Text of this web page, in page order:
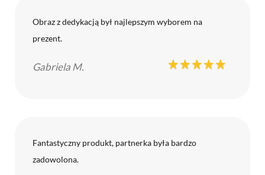
Obraz z dedykacją był najlepszym wyborem na
prezent.
Gabriela M.
Fantastyczny produkt, partnerka była bardzo
zadowolona.